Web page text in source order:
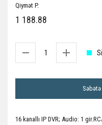
Qiymət P.
1 188.88
16 kanallı IP DVR; Audio: 1